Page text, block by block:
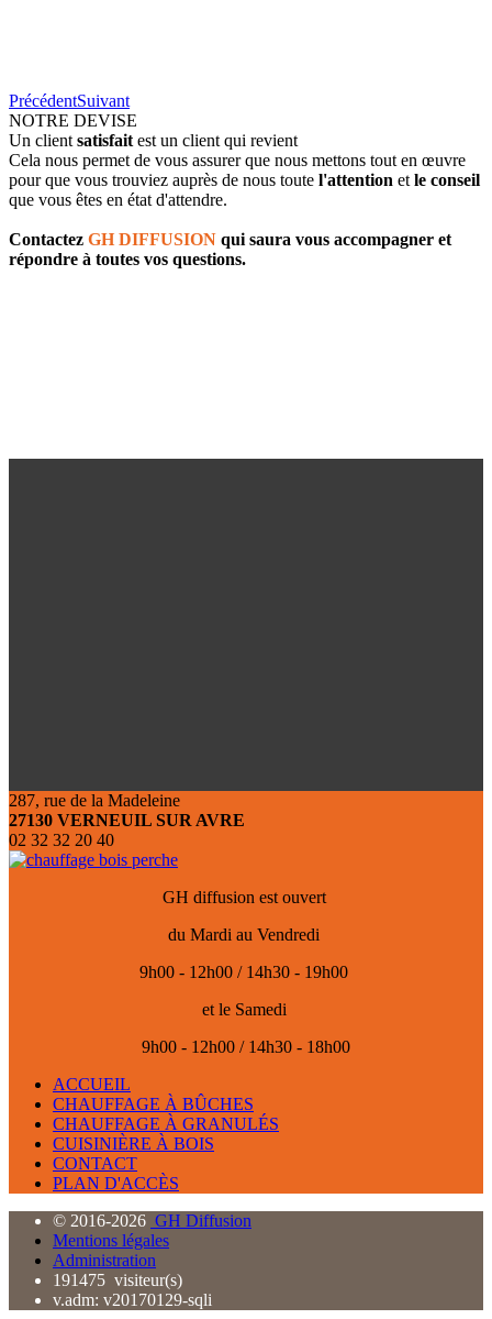
PrécédentSuivant
NOTRE DEVISE
Un client satisfait est un client qui revient
Cela nous permet de vous assurer que nous mettons tout en œuvre
pour que vous trouviez auprès de nous toute l'attention et le conseil
que vous êtes en état d'attendre.
Contactez GH DIFFUSION qui saura vous accompagner et
répondre à toutes vos questions.
287, rue de la Madeleine
27130 VERNEUIL SUR AVRE
02 32 32 20 40
GH diffusion est ouvert
du Mardi au Vendredi
9h00 - 12h00 / 14h30 - 19h00
et le Samedi
9h00 - 12h00 / 14h30 - 18h00
ACCUEIL
CHAUFFAGE À BÛCHES
CHAUFFAGE À GRANULÉS
CUISINIÈRE À BOIS
CONTACT
PLAN D'ACCÈS
© 2016-2026 GH Diffusion
Mentions légales
Administration
191475 visiteur(s)
v.adm: v20170129-sqli